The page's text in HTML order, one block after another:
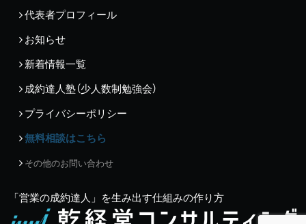
代表者プロフィール
お知らせ
新着情報一覧
成約達人塾（少人数制勉強会）
プライバシーポリシー
無料相談はこちら
その他のお問い合わせ
「営業の成約達人」を生み出す仕組みの作り方